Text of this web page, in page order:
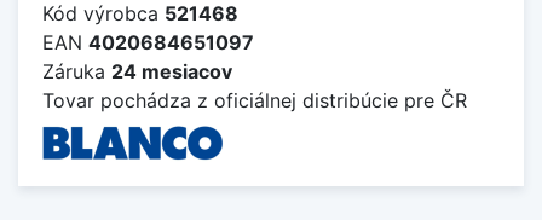
Kód výrobca 521468
EAN 4020684651097
Záruka 24 mesiacov
Tovar pochádza z oficiálnej distribúcie pre ČR